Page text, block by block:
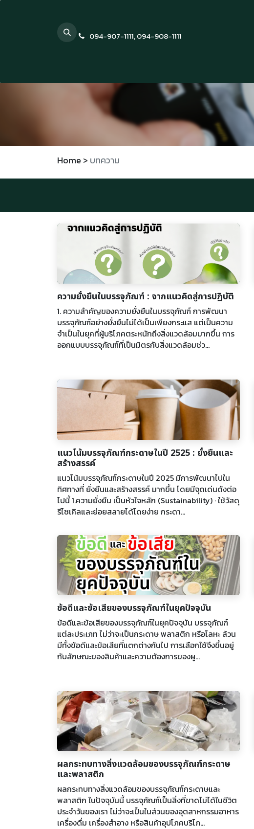
094-907-1111,094-908-1111
Home > บทความ
ความยั่งยืนในบรรจุภัณฑ์ : จากแนวคิดสู่การปฏิบัติ
1. ความสำคัญของความยั่งยืนในบรรจุภัณฑ์ การพัฒนา
บรรจุภัณฑ์อย่างยั่งยืนไม่ได้เป็นเพียงกระแส แต่เป็นความ
จำเป็นในยุคที่ผู้บริโภคตระหนักถึงสิ่งแวดล้อมมากขึ้น การ
ออกแบบบรรจุภัณฑ์ที่เป็นมิตรกับสิ่งแวดล้อมช่ว...
แนวโน้มบรรจุภัณฑ์กระดาษในปี 2525 : ยั่งยืนและ
สร้างสรรค์
แนวโน้มบรรจุภัณฑ์กระดาษในปี 2025 มีการพัฒนาไปใน
ทิศทางที่ ยั่งยืนและสร้างสรรค์ มากขึ้น โดยมีจุดเด่นดังต่อ
ไปนี้ 1.ความยั่งยืน เป็นหัวใจหลัก (Sustainability) · ใช้วัสดุ
รีไซเคิลและย่อยสลายได้โดยง่าย กระดา...
ข้อดีและข้อเสียของบรรจุภัณฑ์ในยุคปัจจุบัน
ข้อดีและข้อเสียของบรรจุภัณฑ์ในยุคปัจจุบัน บรรจุภัณฑ์
แต่ละประเภท ไม่ว่าจะเป็นกระดาษ พลาสติก หรือโลหะ ล้วน
มีทั้งข้อดีและข้อเสียที่แตกต่างกันไป การเลือกใช้จึงขึ้นอยู่
กับลักษณะของสินค้าและความต้องการของผู...
ผลกระทบทางสิ่งแวดล้อมของบรรจุภัณฑ์กระดาษ
และพลาสติก
ผลกระทบทางสิ่งแวดล้อมของบรรจุภัณฑ์กระดาษและ
พลาสติก ในปัจจุบันนี้ บรรจุภัณฑ์เป็นสิ่งที่ขาดไม่ได้ในชีวิต
ประจำวันของเรา ไม่ว่าจะเป็นในส่วนของอุตสาหกรรมอาหาร
เครื่องดื่ม เครื่องสำอาง หรือสินค้าอุปโภคบริโภ...